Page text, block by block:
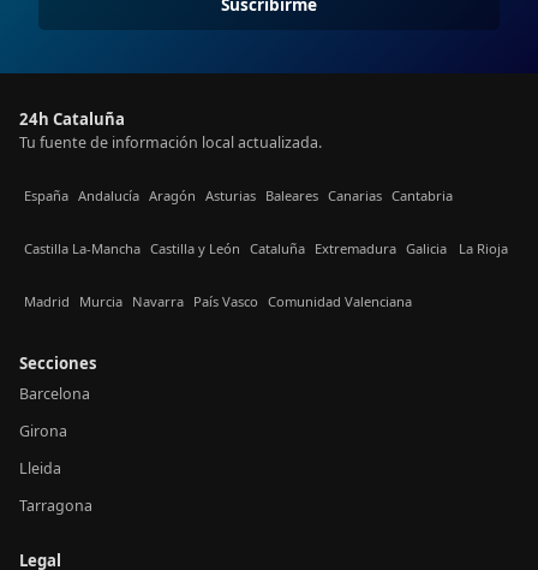
24h Cataluña
Tu fuente de información local actualizada.
España Andalucía Aragón Asturias Baleares Canarias Cantabria
Castilla La-Mancha Castilla y León Cataluña Extremadura Galicia La Rioja
Madrid Murcia Navarra País Vasco Comunidad Valenciana
Secciones
Barcelona
Girona
Lleida
Tarragona
Legal